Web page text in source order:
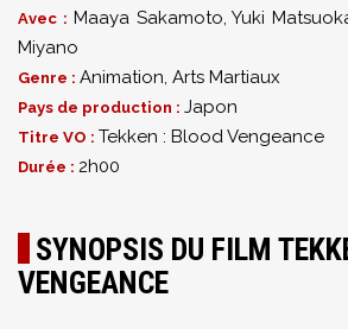
Avec : Maaya Sakamoto,Yuki
Miyano
Genre : Animation, Arts Martiaux
Pays de production : Japon
Titre VO : Tekken : Blood Vengeance
Durée : 2h00
SYNOPSIS DU FILM
VENGEANCE